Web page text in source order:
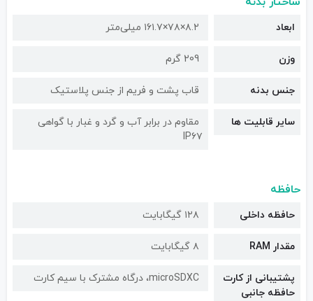
ابعاد ۸.۲×۷۸×۱۶۱.۷ میلی‌متر
وزن 209 گرم
جنس بدنه قاب پشت و فریم از جنس پلاستیک
سایر قابلیت ها
مقاوم در برابر آب و گرد و غبار با گواهی
IP۶۷
حافظه
حافظه داخلی ۱۲۸ گیگابایت
مقدار RAM ۸ گیگابایت
پشتیبانی از کارت
حافظه جانبی
microSDXC، درگاه مشترک با سیم کارت